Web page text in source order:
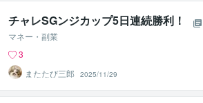
チャレSGンジカップ5日連続勝利！
マネー・副業
3
またたび三郎
2025/11/29